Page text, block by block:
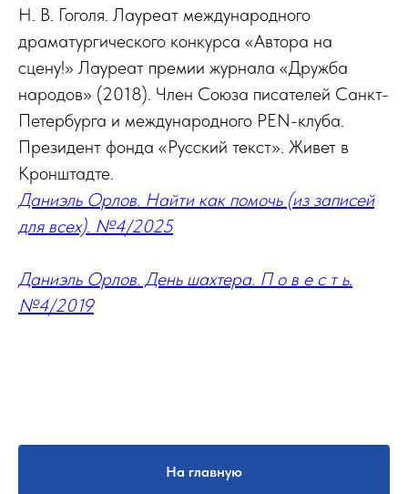
Н. В. Гоголя. Лауреат международного
драматургического конкурса «Автора на
сцену!» Лауреат премии журнала «Дружба
народов» (2018). Член Союза писателей Санкт-
Петербурга и международного PEN-клуба.
Президент фонда «Русский текст». Живет в
Кронштадте.
Даниэль Орлов. Найти как помочь (из записей
для всех). №4/2025
Даниэль Орлов. День шахтера. П о в е с т ь.
№4/2019
На главную